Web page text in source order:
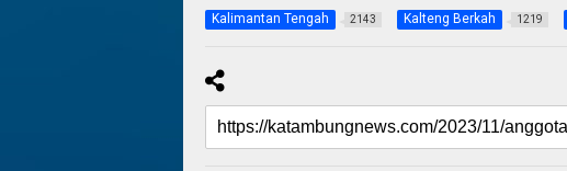
Kalimantan Tengah 2143 Kalteng Berkah 1219